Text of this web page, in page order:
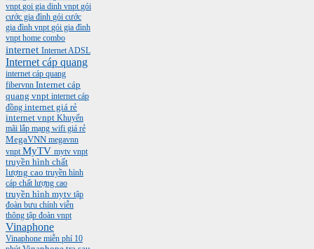
vnpt goi gia dinh vnpt gói
cước gia đình gói cước
gia đình vnpt gói gia đình
vnpt home combo
internet Internet ADSL
Internet cáp quang
internet cáp quang
fibervnn Internet cáp
quang vnpt internet cáp
đồng internet giá rẻ
internet vnpt Khuyến
mãi lắp mạng wifi giá rẻ
MegaVNN megavnn
vnpt MyTV mytv vnpt
truyền hình chất
lượng cao truyền hình
cáp chất lượng cao
truyền hình mytv tập
đoàn bưu chính viễn
thông tập đoàn vnpt
Vinaphone
Vinaphone miễn phí 10